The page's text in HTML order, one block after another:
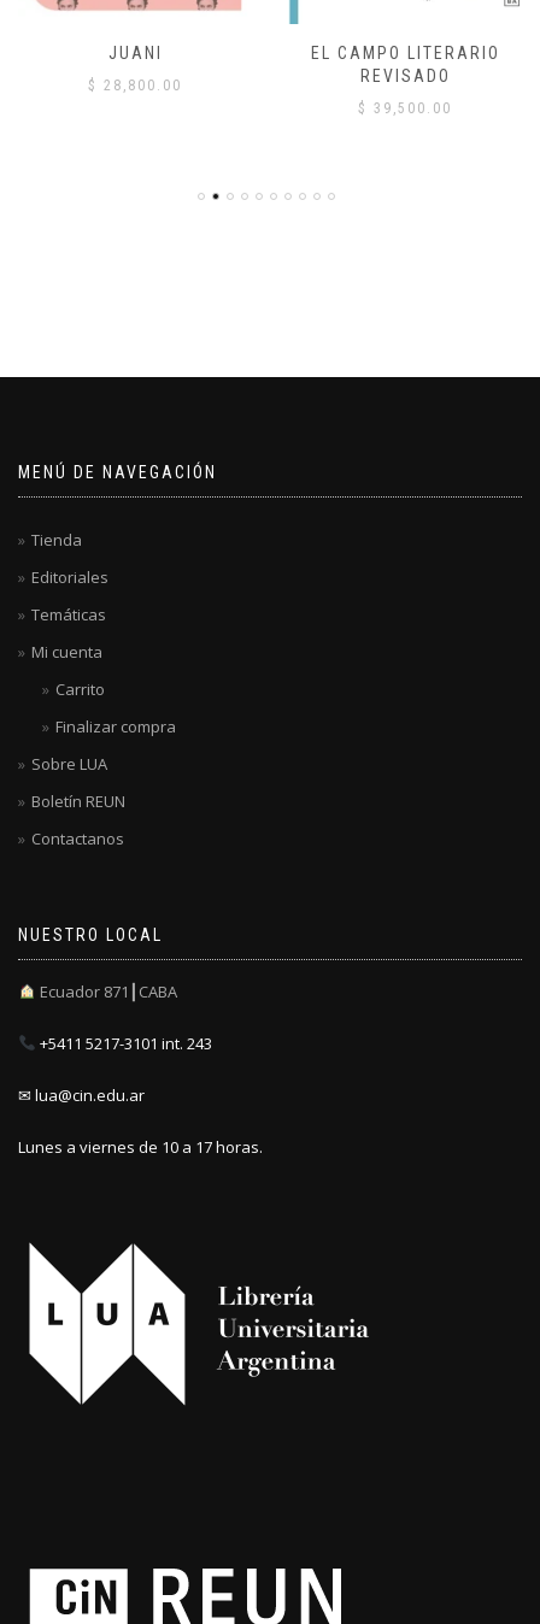
JUANI
$ 28,800.00
EL CAMPO LITERARIO
REVISADO
$ 39,500.00
MENÚ DE NAVEGACIÓN
Tienda
Editoriales
Temáticas
Mi cuenta
Carrito
Finalizar compra
Sobre LUA
Boletín REUN
Contactanos
NUESTRO LOCAL
Ecuador 871┃CABA
+5411 5217-3101 int. 243
✉ lua@cin.edu.ar
Lunes a viernes de 10 a 17 horas.